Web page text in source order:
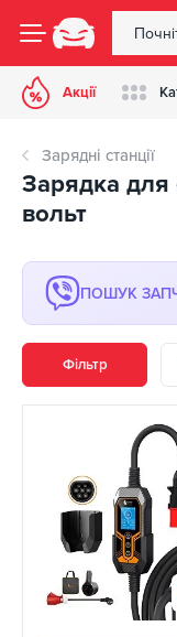
Акції
Зарядні станції
Зарядка для
вольт
ПОШУК
Фільтр